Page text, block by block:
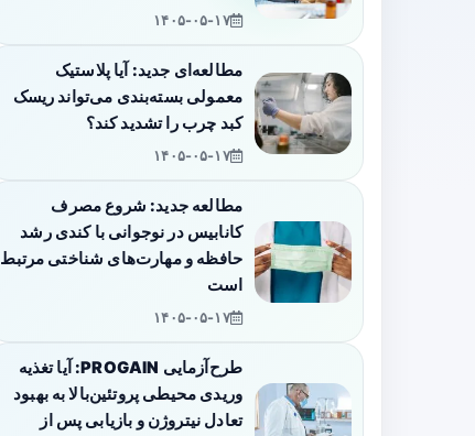
۱۴۰۵-۰۵-۱۷
مطالعه‌ای جدید: آیا پلاستیک
معمولی بسته‌بندی می‌تواند ریسک
کبد چرب را تشدید کند؟
۱۴۰۵-۰۵-۱۷
مطالعه جدید: شروع مصرف
کانابیس در نوجوانی با کندی رشد
حافظه و مهارت‌های شناختی مرتبط
است
۱۴۰۵-۰۵-۱۷
طرح‌آزمایی PROGAIN: آیا تغذیه
وریدی محیطی پروتئین‌بالا به بهبود
تعادل نیتروژن و بازیابی پس از